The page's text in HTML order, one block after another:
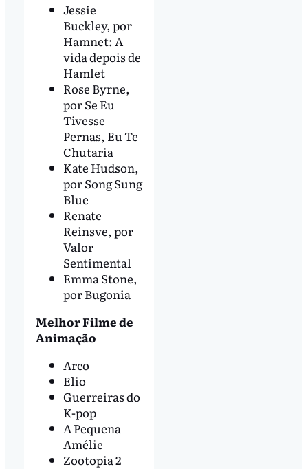
Jessie
Buckley, por
Hamnet: A
vida depois de
Hamlet
Rose Byrne,
por Se Eu
Tivesse
Pernas, Eu Te
Chutaria
Kate Hudson,
por Song Sung
Blue
Renate
Reinsve, por
Valor
Sentimental
Emma Stone,
por Bugonia
Melhor Filme de
Animação
Arco
Elio
Guerreiras do
K-pop
A Pequena
Amélie
Zootopia 2